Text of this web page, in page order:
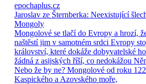
epochaplus.cz
Jaroslav ze Šternberka: Neexistující
Mongoly
Mongolové se tlačí do Evropy a hrozí,
naštěstí jim v samotném srdci Evropy
království, které dokáže dobyvatelské
žádná z asijských říší, co nedokážou
Nebo že by ne? Mongolové od roku
Kaspického a Azovského moře,